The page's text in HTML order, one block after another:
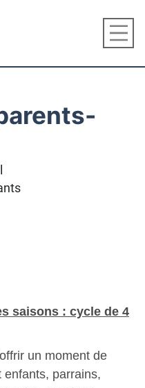
saisons : cycle de 4
un moment de
parrains,